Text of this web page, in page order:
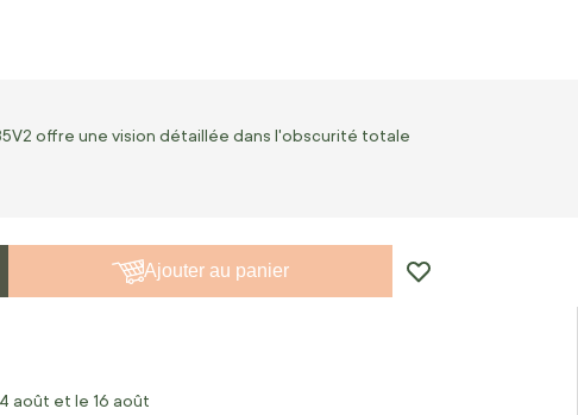
offre une vision détaillée dans l'obscurité totale
Ajouter au panier
août et le 16 août